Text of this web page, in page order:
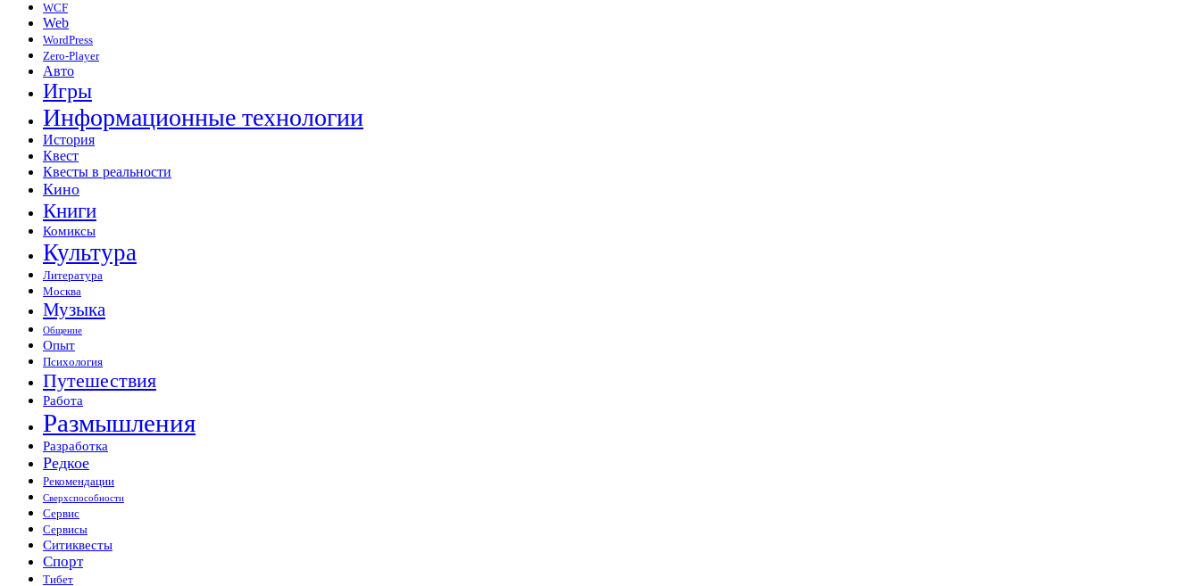
WCF
Web
WordPress
Zero-Player
Авто
Игры
Информационные технологии
История
Квест
Квесты в реальности
Кино
Книги
Комиксы
Культура
Литература
Москва
Музыка
Общение
Опыт
Психология
Путешествия
Работа
Размышления
Разработка
Редкое
Рекомендации
Сверхспособности
Сервис
Сервисы
Ситиквесты
Спорт
Тибет